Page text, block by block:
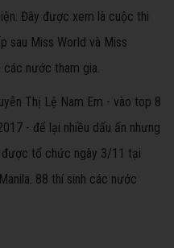
Đây được xem là cuộc thi
sau Miss World và Miss
nước tham gia.
Thị Lệ Nam Em - vào top 8
- để lại nhiều dấu ấn nhưng
được tổ chức ngày 3/11 tại
88 thí sinh các nước